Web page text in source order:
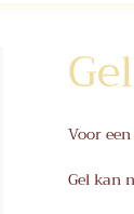
Voor
Gel kan